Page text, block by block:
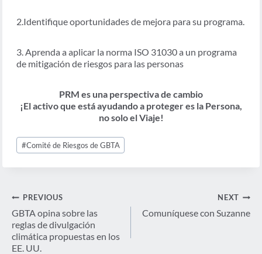
2.Identifique oportunidades de mejora para su programa.
3. Aprenda a aplicar la norma ISO 31030 a un programa
de mitigación de riesgos para las personas
PRM es una perspectiva de cambio
¡El activo que está ayudando a proteger es la Persona,
no solo el Viaje!
Post
Tags:
#Comité de Riesgos de GBTA
Navegación
de
entradas
PREVIOUS
GBTA opina sobre las
reglas de divulgación
climática propuestas en los
EE. UU.
NEXT
Comuníquese con Suzanne